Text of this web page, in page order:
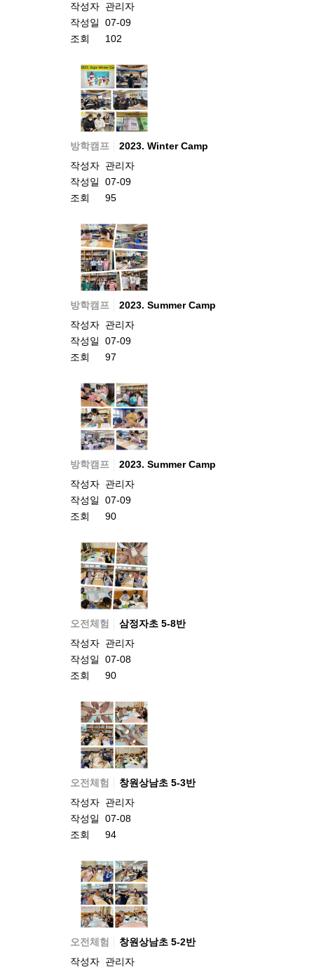
작성자 관리자
작성일
07-09
조회
102
방학캠프
2023. Winter Camp
작성자 관리자
작성일
07-09
조회
95
방학캠프
2023. Summer Camp
작성자 관리자
작성일
07-09
조회
97
방학캠프
2023. Summer Camp
작성자 관리자
작성일
07-09
조회
90
오전체험
삼정자초 5-8반
작성자 관리자
작성일
07-08
조회
90
오전체험
창원상남초 5-3반
작성자 관리자
작성일
07-08
조회
94
오전체험
창원상남초 5-2반
작성자 관리자